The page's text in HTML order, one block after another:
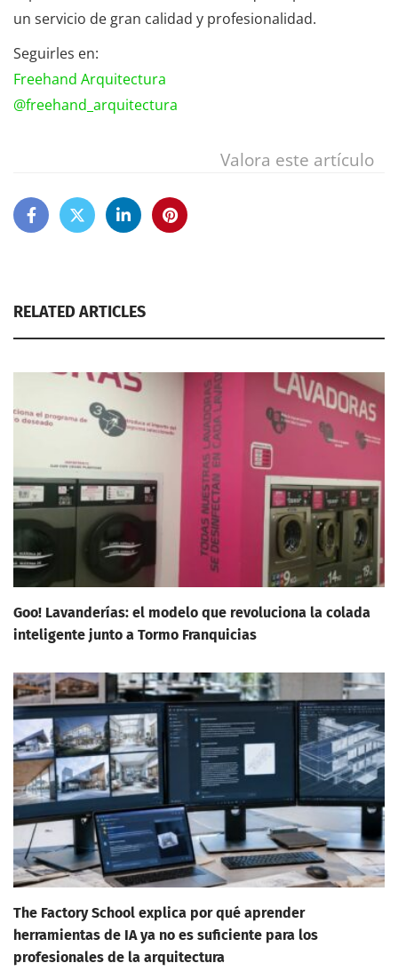
un servicio de gran calidad y profesionalidad.
Seguirles en:
Freehand Arquitectura
@freehand_arquitectura
Valora este artículo
RELATED ARTICLES
Goo! Lavanderías: el modelo que revoluciona la colada
inteligente junto a Tormo Franquicias
The Factory School explica por qué aprender
herramientas de IA ya no es suficiente para los
profesionales de la arquitectura